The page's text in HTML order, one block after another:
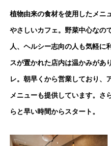
植物由来の食材を使用したメニ
やさしいカフェ。野菜中心なの
人、ヘルシー志向の人も気軽に
スが置かれた店内は温かみがあ
レ。朝早くから営業しており、
メニューも提供しています。さ
らと早い時間からスタート。